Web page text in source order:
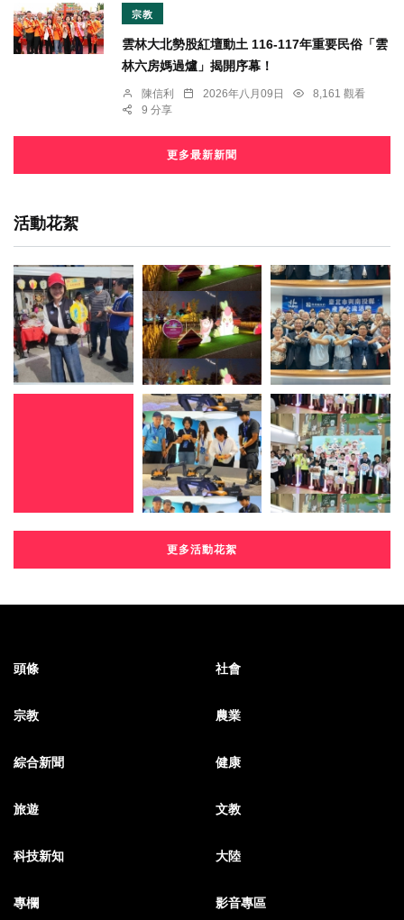
宗教
雲林大北勢股紅壇動土 116-117年重要民俗「雲
林六房媽過爐」揭開序幕！
陳信利 2026年八月09日
8,161 觀看
9 分享
更多最新新聞
活動花絮
更多活動花絮
頭條 社會
宗教 農業
綜合新聞 健康
旅遊 文教
科技新知 大陸
專欄 影音專區